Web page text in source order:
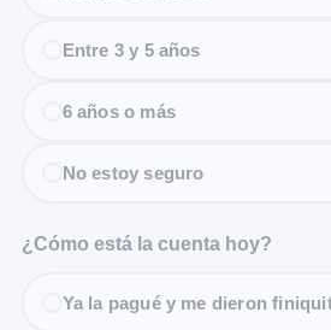
Entre 3 y 5 años
6 años o más
No estoy seguro
¿Cómo está la cuenta hoy?
Ya la pagué y me dieron